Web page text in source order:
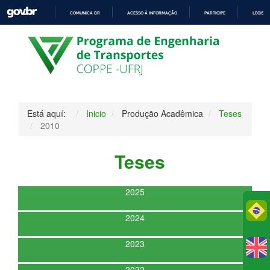
PARA
O
CONTEÚDO
COMUNICA BR ACESSO À INFORMAÇÃO PARTICIPE
Está aquí: Inicio Produção Acadêmica
Teses
2010
Teses
2025
2024
2023